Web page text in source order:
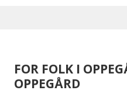
FOR FOLK I
OPPEGÅRD